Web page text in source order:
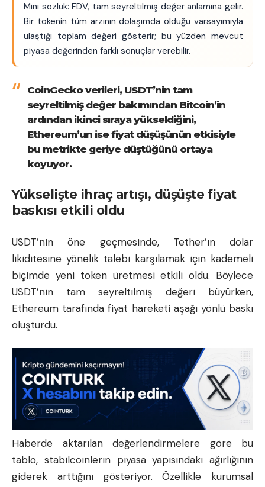
Mini sözlük: FDV, tam seyreltilmiş değer anlamına gelir.
Bir tokenin tüm arzının dolaşımda olduğu varsayımıyla
ulaştığı toplam değeri gösterir; bu yüzden mevcut
piyasa değerinden farklı sonuçlar verebilir.
CoinGecko verileri, USDT’nin tam
seyreltilmiş değer bakımından Bitcoin’in
ardından ikinci sıraya yükseldiğini,
Ethereum’un ise fiyat düşüşünün etkisiyle
bu metrikte geriye düştüğünü ortaya
koyuyor.
Yükselişte ihraç artışı, düşüşte fiyat
baskısı etkili oldu
USDT’nin öne geçmesinde, Tether’ın dolar
likiditesine yönelik talebi karşılamak için kademeli
biçimde yeni token üretmesi etkili oldu. Böylece
USDT’nin tam seyreltilmiş değeri büyürken,
Ethereum tarafında fiyat hareketi aşağı yönlü baskı
oluşturdu.
Haberde aktarılan değerlendirmelere göre bu
tablo, stabilcoinlerin piyasa yapısındaki ağırlığının
giderek arttığını gösteriyor. Özellikle kurumsal